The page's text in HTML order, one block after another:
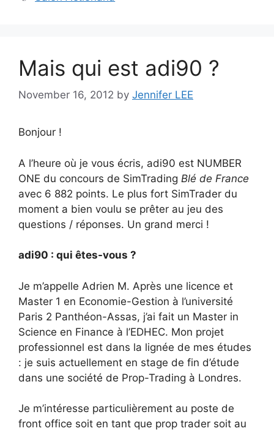
Mais qui est adi90 ?
November 16, 2012 by Jennifer LEE
Bonjour !
A l’heure où je vous écris, adi90 est NUMBER
ONE du concours de SimTrading Blé de France
avec 6 882 points. Le plus fort SimTrader du
moment a bien voulu se prêter au jeu des
questions / réponses. Un grand merci !
adi90 : qui êtes-vous ?
Je m’appelle Adrien M. Après une licence et
Master 1 en Economie-Gestion à l’université
Paris 2 Panthéon-Assas, j’ai fait un Master in
Science en Finance à l’EDHEC. Mon projet
professionnel est dans la lignée de mes études
: je suis actuellement en stage de fin d’étude
dans une société de Prop-Trading à Londres.
Je m’intéresse particulièrement au poste de
front office soit en tant que prop trader soit au